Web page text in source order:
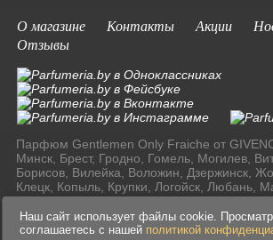
О магазине
Контакты Акции
Отзывы
Парфюм Gentlemen Only Fraiche от
Минск, Брест, Гродно, Гомель, Могилев,
Борисов, Вилейка, Воложин, Дзержинск,
Клецк, Копыль, Крупки, Логойск, Любань,
Молодечно, Мядель, Несвиж, Слуцк,
Старые Дороги, Столбцы, Узда, Фаниполь
ценам в Ресублике Беларусь.
Наш сайт использует файлы cookie.
соглашаетесь с нашей политикой